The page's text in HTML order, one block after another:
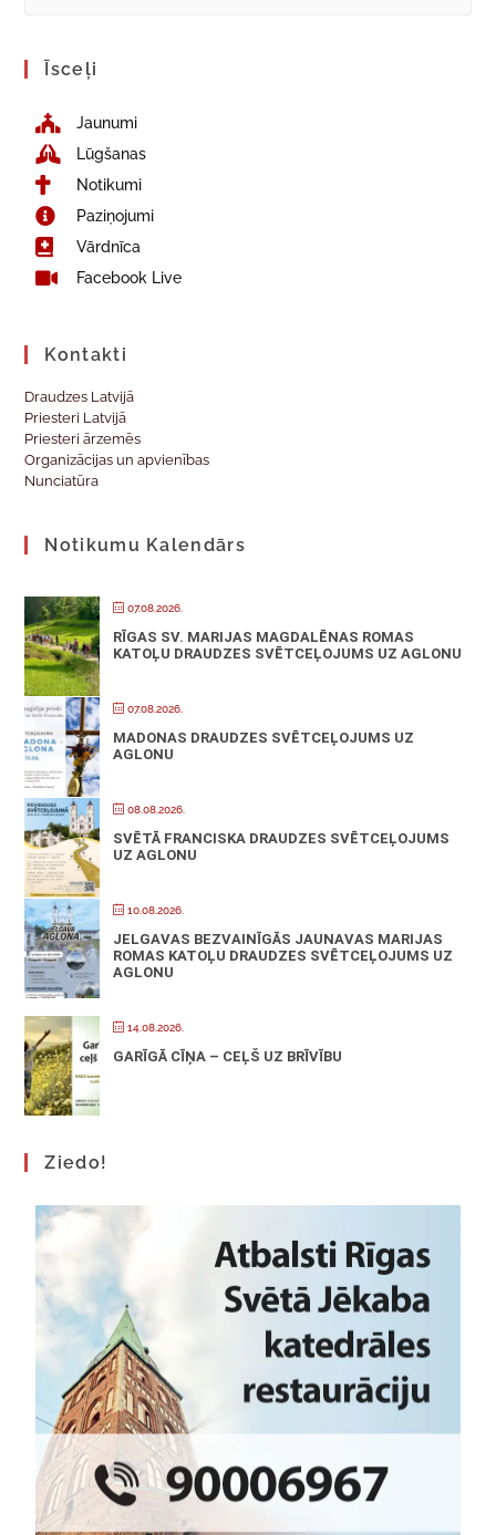
Īsceļi
Jaunumi
Lūgšanas
Notikumi
Paziņojumi
Vārdnīca
Facebook Live
Kontakti
Draudzes Latvijā
Priesteri Latvijā
Priesteri ārzemēs
Organizācijas un apvienības
Nunciatūra
Notikumu Kalendārs
07.08.2026.
RĪGAS SV. MARIJAS MAGDALĒNAS ROMAS
KATOĻU DRAUDZES SVĒTCEĻOJUMS UZ AGLONU
07.08.2026.
MADONAS DRAUDZES SVĒTCEĻOJUMS UZ
AGLONU
08.08.2026.
SVĒTĀ FRANCISKA DRAUDZES SVĒTCEĻOJUMS
UZ AGLONU
10.08.2026.
JELGAVAS BEZVAINĪGĀS JAUNAVAS MARIJAS
ROMAS KATOĻU DRAUDZES SVĒTCEĻOJUMS UZ
AGLONU
14.08.2026.
GARĪGĀ CĪŅA – CEĻŠ UZ BRĪVĪBU
Ziedo!